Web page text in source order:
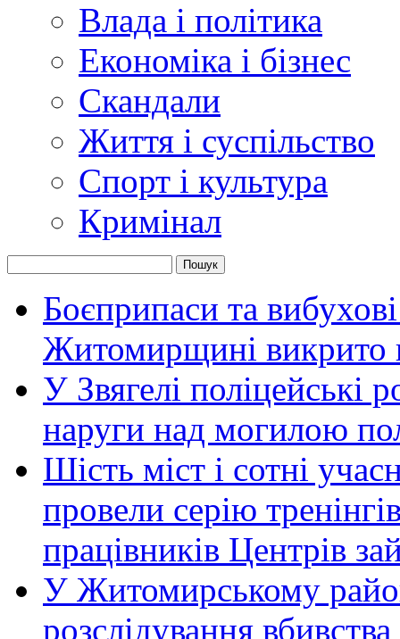
Влада і політика
Економіка і бізнес
Скандали
Життя і суспільство
Спорт і культура
Кримінал
Боєприпаси та
Житомирщині викрито
У Звягелі поліцейські
наруги над могилою
Шість міст і сотні
провели серію
працівників Центрів
У Житомирському
розслідування